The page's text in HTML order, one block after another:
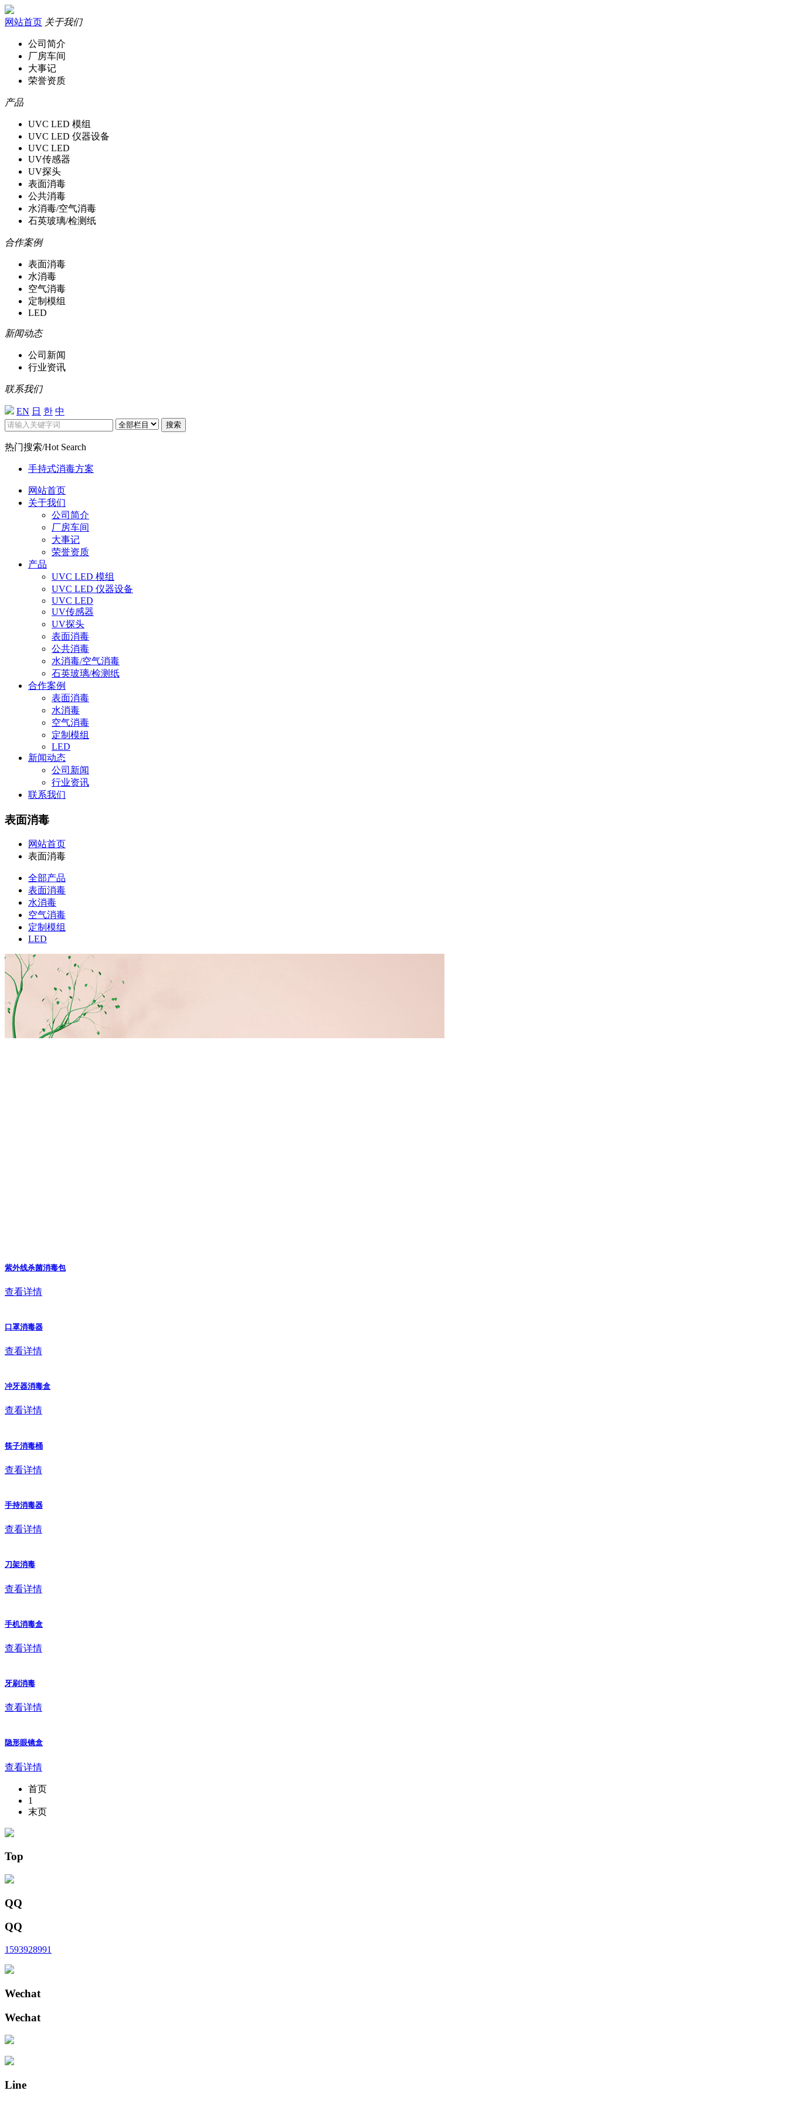
网站首页 关于我们
公司简介
厂房车间
大事记
荣誉资质
产品
UVC LED 模组
UVC LED 仪器设备
UVC LED
UV传感器
UV探头
表面消毒
公共消毒
水消毒/空气消毒
石英玻璃/检测纸
合作案例
表面消毒
水消毒
空气消毒
定制模组
LED
新闻动态
公司新闻
行业资讯
联系我们
EN 日 한 中
搜索
热门搜索/Hot Search
手持式消毒方案
网站首页
关于我们
公司简介
厂房车间
大事记
荣誉资质
产品
UVC LED 模组
UVC LED 仪器设备
UVC LED
UV传感器
UV探头
表面消毒
公共消毒
水消毒/空气消毒
石英玻璃/检测纸
合作案例
表面消毒
水消毒
空气消毒
定制模组
LED
新闻动态
公司新闻
行业资讯
联系我们
表面消毒
网站首页
表面消毒
全部产品
表面消毒
水消毒
空气消毒
定制模组
LED
紫外线杀菌消毒包
查看详情
口罩消毒器
查看详情
冲牙器消毒盒
查看详情
筷子消毒桶
查看详情
手持消毒器
查看详情
刀架消毒
查看详情
手机消毒盒
查看详情
牙刷消毒
查看详情
隐形眼镜盒
查看详情
首页
1
末页
Top
QQ
QQ
1593928991
Wechat
Wechat
Line